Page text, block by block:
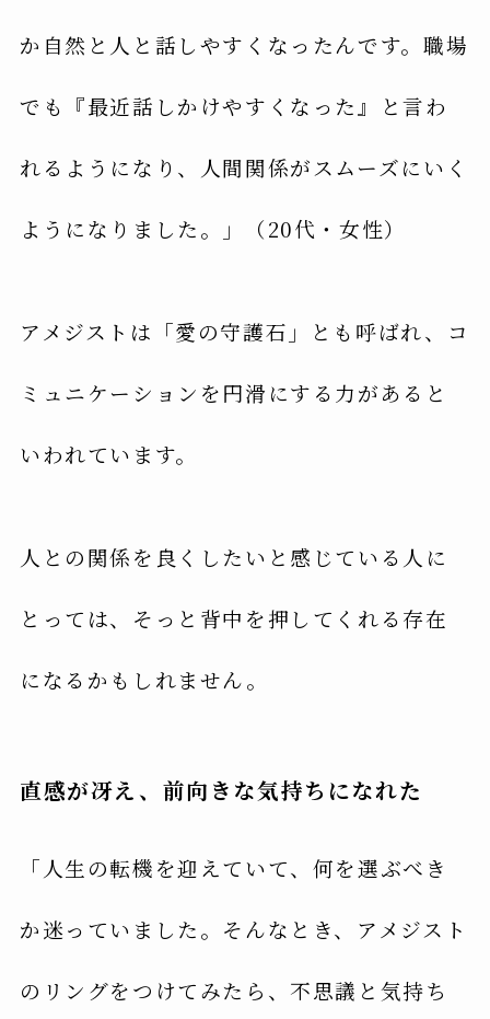
か自然と人と話しやすくなったんです。職場
でも『最近話しかけやすくなった』と言わ
れるようになり、人間関係がスムーズにいく
ようになりました。」（20代・女性）
アメジストは「愛の守護石」とも呼ばれ、コ
ミュニケーションを円滑にする力があると
いわれています。
人との関係を良くしたいと感じている人に
とっては、そっと背中を押してくれる存在
になるかもしれません。
直感が冴え、前向きな気持ちになれた
「人生の転機を迎えていて、何を選ぶべき
か迷っていました。そんなとき、アメジスト
のリングをつけてみたら、不思議と気持ち